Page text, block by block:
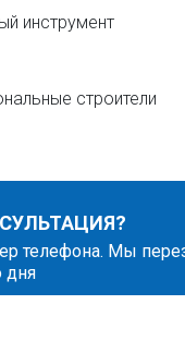
инструмент
строители
телефона. Мы
дня